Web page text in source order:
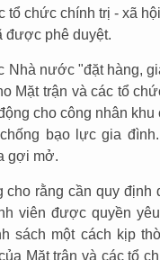
tổ chức chính trị - xã
được phê duyệt.
Nhà nước "đặt hàng,
Mặt trận và các tổ
cho công nhân
bạo lực gia
gợi mở.
cho rằng cần quy
viên được quyền
sách một cách kịp
Mặt trận và các tổ